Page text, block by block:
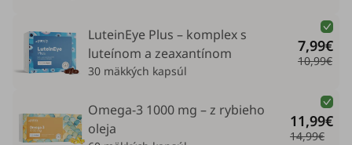
LuteinEye Plus – komplex s
luteínom a zeaxantínom
30 mäkkých kapsúl
7,99€
10,99€
Omega-3 1000 mg – z rybieho
oleja
11,99€
14,99€